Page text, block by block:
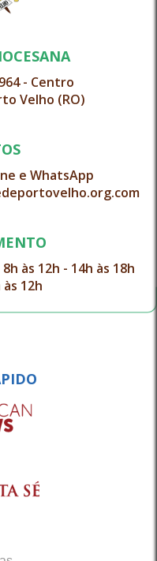
- Centro
Velho (RO)
e WhatsApp
às 12h - 14h às 18h
12h